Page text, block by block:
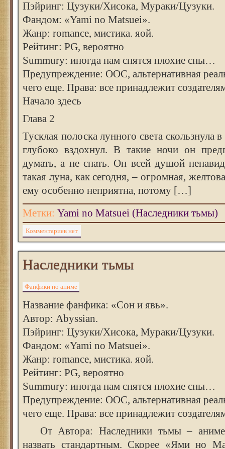
Пэйринг: Цузуки/Хисока, Мураки/Цузуки.
Фандом: «Yami no Matsuei».
Жанр: romance, мистика. яой.
Рейтинг: PG, вероятно
Summury: иногда нам снятся плохие сны…
Предупреждение: ООС, альтернативная
чего еще. Права: все принадлежит
Начало здесь
Глава 2
Тусклая полоска лунного света скользнула
глубоко вздохнул. В такие ночи он
думать, а не спать. Он всей душой
такая луна, как сегодня, – огромная,
ему особенно неприятна, потому […]
Метки: Yami no Matsuei (Наследники тьмы)
Комментариев нет
Наследники тьмы
Фанфики по аниме
Название фанфика: «Сон и явь».
Автор: Abyssian.
Пэйринг: Цузуки/Хисока, Мураки/Цузуки.
Фандом: «Yami no Matsuei».
Жанр: romance, мистика. яой.
Рейтинг: PG, вероятно
Summury: иногда нам снятся плохие сны…
Предупреждение: ООС, альтернативная
чего еще. Права: все принадлежит
От Автора: Наследники тьмы – аниме,
назвать стандартным. Скорее «Ями но